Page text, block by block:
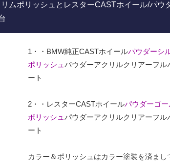
ムポリッシュとレスターCASTホイール/パウ
1・・BMW純正CASTホイールパウダーシ
ポリッシュ パウダーアクリルクリアーフル
ート
2・・レスターCASTホイールパウダーゴー
ポリッシュ パウダーアクリルクリアーフル
ート
カラー＆ポリッシュはカラー塗装を済まし